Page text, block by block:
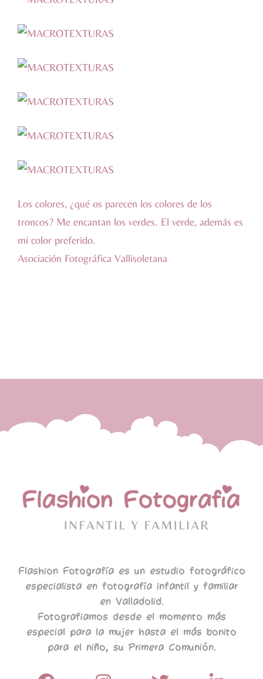
Los colores, ¿qué os parecen los colores de los
troncos? Me encantan los verdes. El verde, además es
mi color preferido.
Asociación Fotográfica Vallisoletana
Flashion Fotografía es un estudio fotográfico
especialista en fotografía infantil y familiar
en Valladolid.
Fotografiamos desde el momento más
especial para la mujer hasta el más bonito
para el niño, su Primera Comunión.